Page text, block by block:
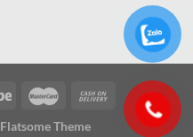
Flatsome Theme